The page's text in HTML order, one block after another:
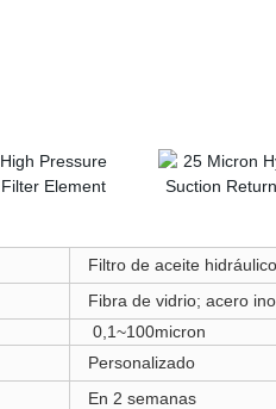
Filtro de aceite hidráulico
Fibra de vidrio; acero
0,1~100micron
Personalizado
En 2 semanas